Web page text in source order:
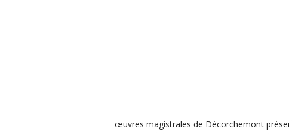
œuvres magistrales de Décorchemont